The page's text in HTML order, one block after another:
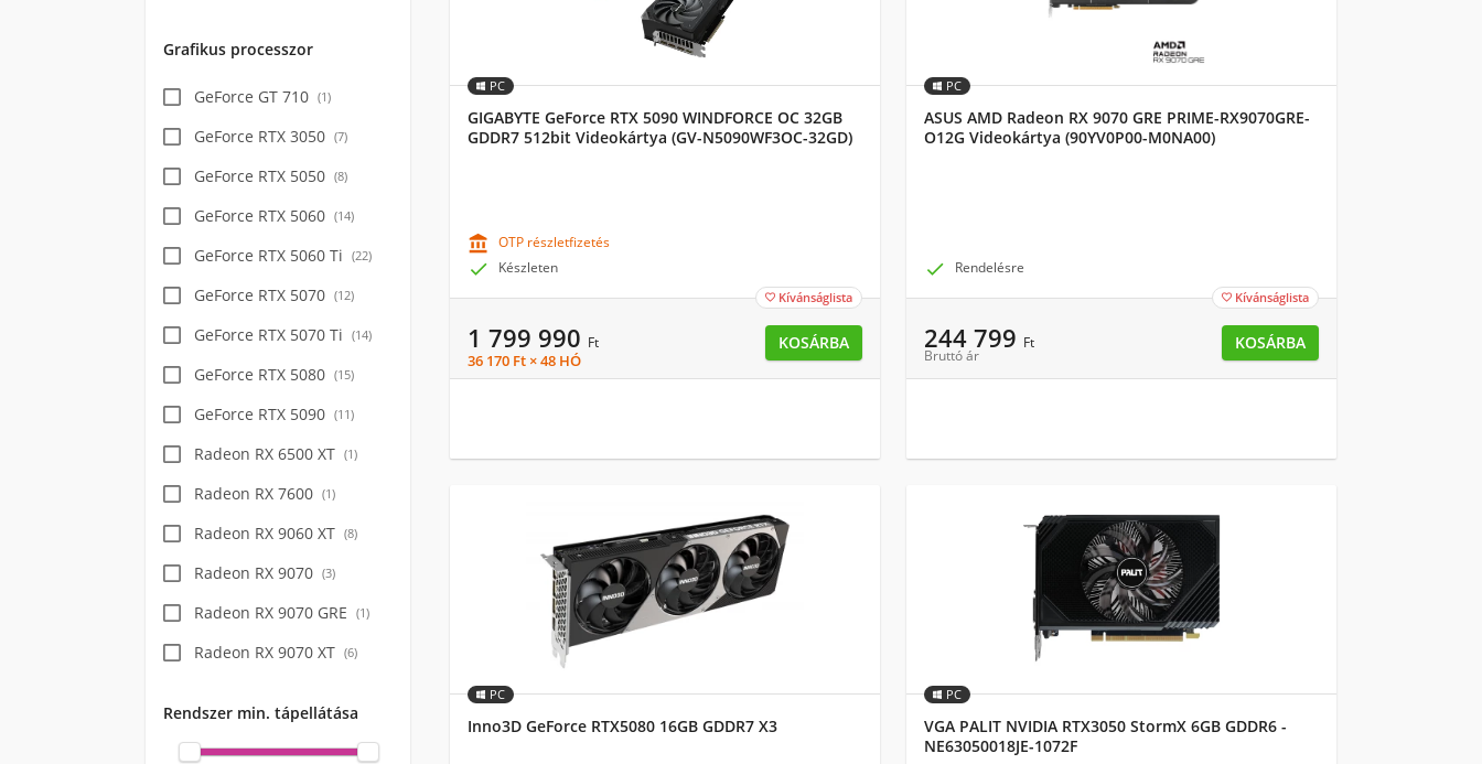
Grafikus processzor
GeForce GT 710 (1)
GeForce RTX 3050 (7)
GeForce RTX 5050 (8)
GeForce RTX 5060 (14)
GeForce RTX 5060 Ti (22)
GeForce RTX 5070 (12)
GeForce RTX 5070 Ti (14)
GeForce RTX 5080 (15)
GeForce RTX 5090 (11)
Radeon RX 6500 XT (1)
Radeon RX 7600 (1)
Radeon RX 9060 XT (8)
Radeon RX 9070 (3)
Radeon RX 9070 GRE (1)
Radeon RX 9070 XT (6)
Rendszer min. tápellátása
PC
GIGABYTE GeForce RTX 5090 WINDFORCE OC 32GB
GDDR7 512bit Videokártya (GV-N5090WF3OC-32GD)
 OTP részletfizetés
 Készleten
 Kívánságlista
1 799 990 Ft
36 170 Ft × 48 HÓ
KOSÁRBA
PC
ASUS AMD Radeon RX 9070 GRE PRIME-RX9070GRE-
O12G Videokártya (90YV0P00-M0NA00)
 Rendelésre
 Kívánságlista
244 799 Ft
Bruttó ár
KOSÁRBA
PC
Inno3D GeForce RTX5080 16GB GDDR7 X3
PC
VGA PALIT NVIDIA RTX3050 StormX 6GB GDDR6 -
NE63050018JE-1072F